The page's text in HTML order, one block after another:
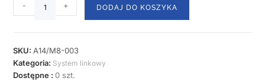
- + DODAJ DO KOSZYKA
SKU:A14/M8-003
Kategoria: System linkowy
Dostępne :0 szt.